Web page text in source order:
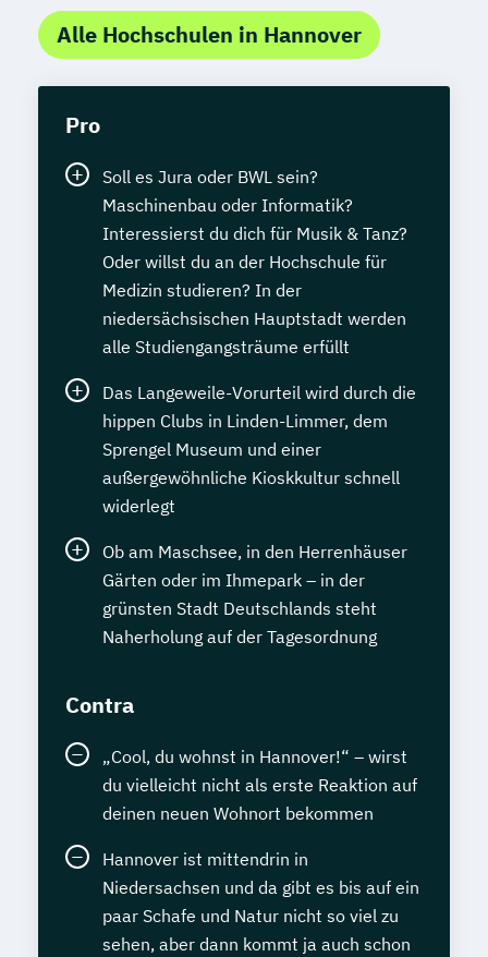
Alle Hochschulen in Hannover
Pro
Soll es Jura oder BWL sein?
Maschinenbau oder Informatik?
Interessierst du dich für Musik & Tanz?
Oder willst du an der Hochschule für
Medizin studieren? In der
niedersächsischen Hauptstadt werden
alle Studiengangsträume erfüllt
Das Langeweile-Vorurteil wird durch die
hippen Clubs in Linden-Limmer, dem
Sprengel Museum und einer
außergewöhnliche Kioskkultur schnell
widerlegt
Ob am Maschsee, in den Herrenhäuser
Gärten oder im Ihmepark – in der
grünsten Stadt Deutschlands steht
Naherholung auf der Tagesordnung
Contra
„Cool, du wohnst in Hannover!“ – wirst
du vielleicht nicht als erste Reaktion auf
deinen neuen Wohnort bekommen
Hannover ist mittendrin in
Niedersachsen und da gibt es bis auf ein
paar Schafe und Natur nicht so viel zu
sehen, aber dann kommt ja auch schon